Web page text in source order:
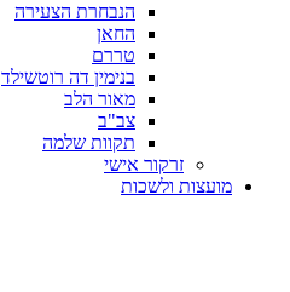
הנבחרת הצעירה
החאן
טררם
בנימין דה רוטשילד
מאור הלב
צב"ב
תקוות שלמה
זרקור אישי
מועצות ולשכות